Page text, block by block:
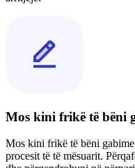
Mos kini frikë të bëni
Mos kini frikë të bëni
procesit të të mësuarit.